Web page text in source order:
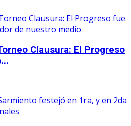
Clausura: El Progreso